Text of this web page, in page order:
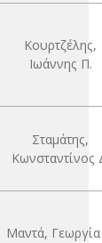
Κουρτζέλης,
Ιωάννης Π.
Σταμάτης,
Κωνσταντίνος
Μαντά,